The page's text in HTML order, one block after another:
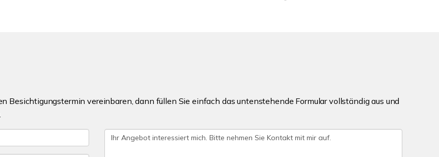
Besichtigungstermin vereinbaren, dann füllen Sie einfach das untenstehende Formular vollständig aus und